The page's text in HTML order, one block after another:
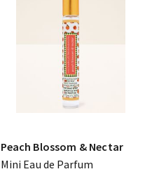
Peach Blossom & Nectar
Mini Eau de Parfum